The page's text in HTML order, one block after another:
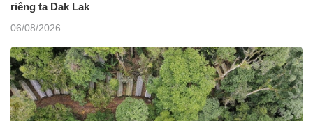
riêng ta Dak Lak
06/08/2026